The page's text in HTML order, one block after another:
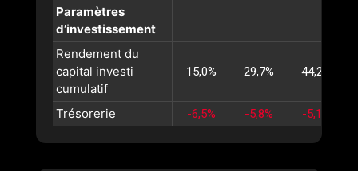
Paramètres
d’investissement
Rendement du
capital investi
cumulatif
15,0% 29,7% 44,2%
Trésorerie -6,5% -5,8% -5,1%